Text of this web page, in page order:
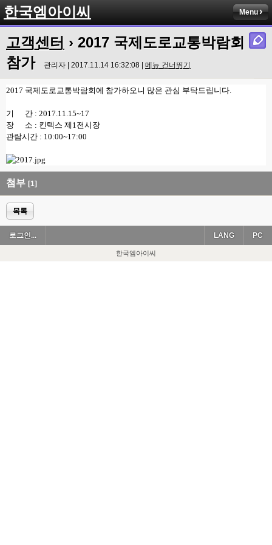
한국엠아이씨 Menu
고객센터 › 2017 국제도로교통박람회
참가
관리자 | 2017.11.14 16:32:08 | 메뉴 건너뛰기
2017 국제도로교통박람회에 참가하오니 많은 관심 부탁드립니다.
기 간 : 2017.11.15~17
장 소 : 킨텍스 제1전시장
관람시간 : 10:00~17:00
첨부 [1]
목록
로그인... PC
LANG
한국엠아이씨